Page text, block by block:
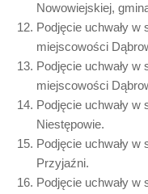
Nowowiejskiej,
Podjęcie uchwały
miejscowości
Podjęcie uchwały
miejscowości
Podjęcie uchwały
Niestępowie.
Podjęcie uchwały
Przyjaźni.
Podjęcie uchwały